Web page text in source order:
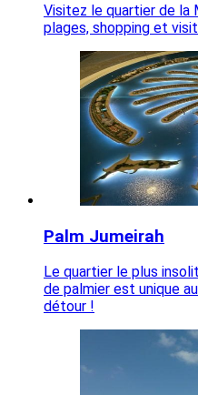
Visitez le quartier de la
plages, shopping et
Palm Jumeirah
Le quartier le plus
de palmier est unique
détour !